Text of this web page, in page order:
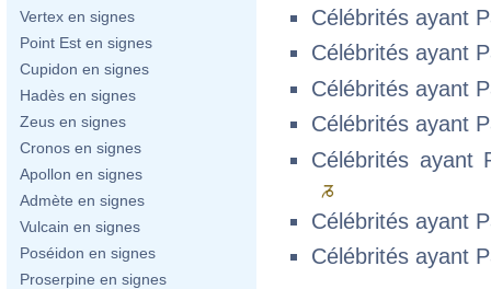
Vertex en signes
Point Est en signes
Cupidon en signes
Hadès en signes
Zeus en signes
Cronos en signes
Apollon en signes
Admète en signes
Vulcain en signes
Poséidon en signes
Proserpine en signes
Célébrités ayant
Célébrités ayant
Célébrités ayant
Célébrités ayant
Célébrités ayant
Célébrités ayant
Célébrités ayant